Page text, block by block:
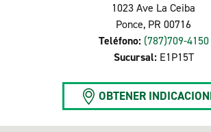
1023 Ave La Ceiba
Ponce, PR 00716
Teléfono: (787)709-4150
Sucursal: E1P15T
OBTENER